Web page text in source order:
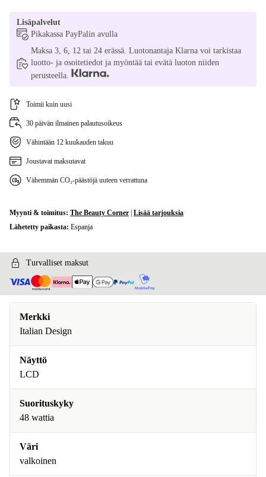
Lisäpalvelut
Pikakassa PayPalin avulla
Maksa 3, 6, 12 tai 24 erässä. Luotonantaja Klarna voi tarkistaa
luotto- ja osoitetiedot ja myöntää tai evätä luoton niiden
perusteella.
Toimii kuin uusi
30 päivän ilmainen palautusoikeus
Vähintään 12 kuukauden takuu
Joustavat maksutavat
Vähemmän CO₂-päästöjä uuteen verrattuna
Myynti & toimitus: The Beauty Corner Lisää tarjouksia
Lähetetty paikasta: Espanja
Turvalliset maksut
Merkki
Italian Design
Näyttö
LCD
Suorituskyky
48 wattia
Väri
valkoinen